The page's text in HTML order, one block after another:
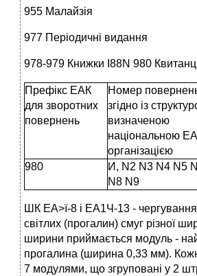
955 Малайзія
977 Періодичні видання
978-979 Книжки I88N 980
Префікс ЕАК
для зворотних
повернень
Номер
згідно із
визначеною
національною
організацією
980
И, N2 N3 N4 N5
N8 N9
ШК ЕА>ї-8 і ЕА1Ч-13 - чергування
світлих (прогалин) смуг різної
ширини приймається модуль -
прогалина (ширина 0,33 мм).
7 модулями, що згруповані у 2